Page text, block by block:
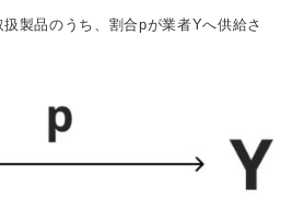
製品のうち、割合pが業者Yへ供給さ